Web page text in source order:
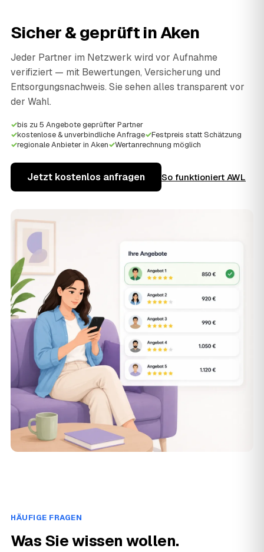
Sicher & geprüft inAken
Jeder Partner im Netzwerk wird vor Aufnahme
verifiziert — mit Bewertungen, Versicherung und
Entsorgungsnachweis. Sie sehen alles transparent vor
der Wahl.
✓bis zu 5 Angebote geprüfter Partner
✓kostenlose & unverbindliche Anfrage✓Festpreis statt Schätzung
✓regionale Anbieter in Aken✓Wertanrechnung möglich
Jetzt kostenlos anfragen So funktioniert AWL
HÄUFIGE FRAGEN
Was Sie wissen wollen.